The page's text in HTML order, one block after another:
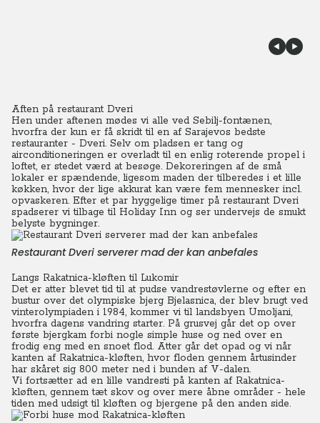
Aften på restaurant Dveri
Hen under aftenen mødes vi alle ved Sebilj-fontænen,
hvorfra der kun er få skridt til en af Sarajevos bedste
restauranter - Dveri. Selv om pladsen er tang og
airconditioneringen er overladt til en enlig roterende propel i
loftet, er stedet værd at besøge. Dekoreringen af de små
lokaler er spændende, ligesom maden der tilberedes i et lille
køkken, hvor der lige akkurat kan være fem mennesker incl.
opvaskeren. Efter et par hyggelige timer på restaurant Dveri
spadserer vi tilbage til Holiday Inn og ser undervejs de smukt
belyste bygninger.
Restaurant Dveri serverer mad der kan anbefales
Langs Rakatnica-kløften til Lukomir
Det er atter blevet tid til at pudse vandrestøvlerne og efter en
bustur over det olympiske bjerg Bjelasnica, der blev brugt ved
vinterolympiaden i 1984, kommer vi til landsbyen Umoljani,
hvorfra dagens vandring starter. På grusvej går det op over
første bjergkam forbi nogle simple huse og ned over en
frodig eng med en snoet flod. Atter går det opad og vi når
kanten af Rakatnica-kløften, hvor floden gennem årtusinder
har skåret sig 800 meter ned i bunden af V-dalen.
Vi fortsætter ad en lille vandresti på kanten af Rakatnica-
kløften, gennem tæt skov og over mere åbne områder - hele
tiden med udsigt til kløften og bjergene på den anden side.